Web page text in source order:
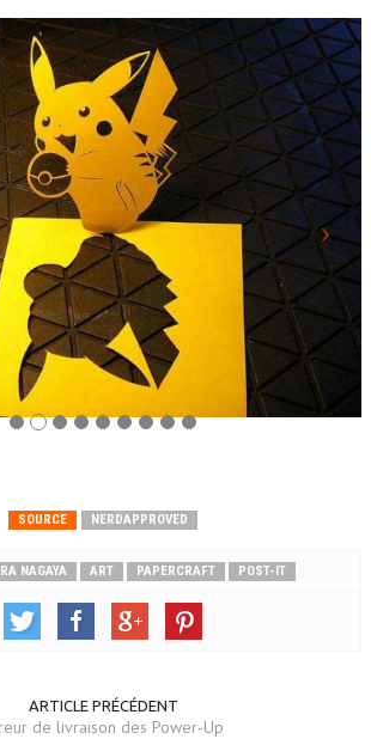
SOURCE NERDAPPROVED
NAGAYA ART PAPERCRAFT POST-IT
ARTICLE PRÉCÉDENT
de livraison des Power-Up